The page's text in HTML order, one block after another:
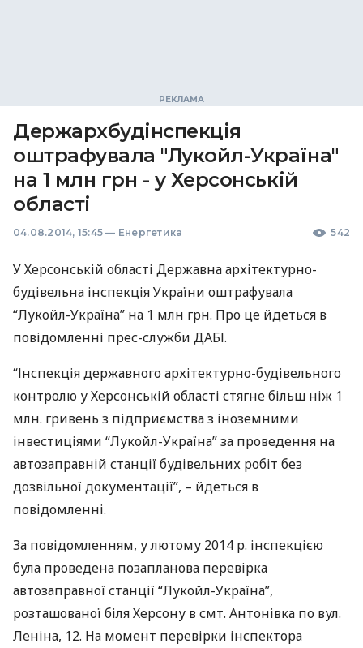
Держархбудінспекція
оштрафувала "Лукойл-Україна"
на 1 млн грн - у Херсонській
області
04.08.2014, 15:45 — Енергетика 542
У Херсонській області Державна архітектурно-
будівельна інспекція України оштрафувала
“Лукойл-Україна” на 1 млн грн. Про це йдеться в
повідомленні прес-служби ДАБІ.
“Інспекція державного архітектурно-будівельного
контролю у Херсонській області стягне більш ніж 1
млн. гривень з підприємства з іноземними
інвестиціями “Лукойл-Україна” за проведення на
автозаправній станції будівельних робіт без
дозвільної документації”, – йдеться в
повідомленні.
За повідомленням, у лютому 2014 р. інспекцією
була проведена позапланова перевірка
автозаправної станції “Лукойл-Україна”,
розташованої біля Херсону в смт. Антонівка по вул.
Леніна, 12. На момент перевірки інспектора